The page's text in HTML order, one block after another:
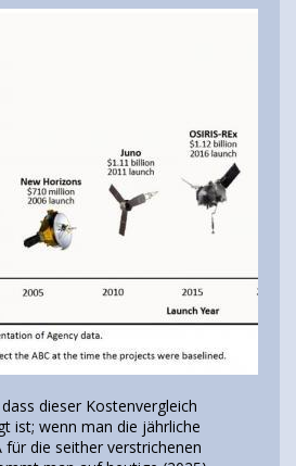
dieser Kostenvergleich
ist; wenn man die jährliche
für die seither verstrichenen